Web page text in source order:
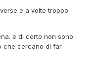
e a volte troppo
e di certo non sono
che cercano di far